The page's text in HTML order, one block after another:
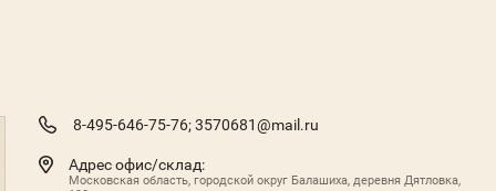
8-495-646-75-76; 3570681@mail.ru
Адрес офис/склад:
Московская область, городской округ Балашиха, деревня Дятловка,